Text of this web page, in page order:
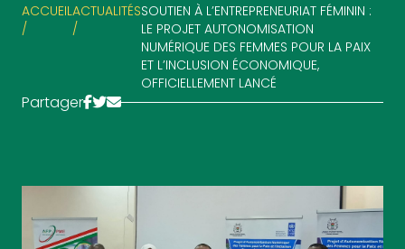
ACCUEIL
/
ACTUALITÉS
/
SOUTIEN À L’ENTREPRENEURIAT FÉMININ :
LE PROJET AUTONOMISATION
NUMÉRIQUE DES FEMMES POUR LA PAIX
ET L’INCLUSION ÉCONOMIQUE,
OFFICIELLEMENT LANCÉ
Partager